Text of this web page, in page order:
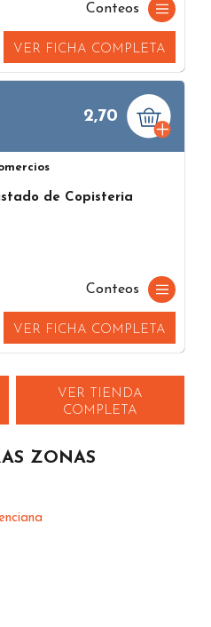
Conteos
VER FICHA COMPLETA
2,70
de Copisteria
Conteos
VER FICHA COMPLETA
VER TIENDA
COMPLETA
ZONAS